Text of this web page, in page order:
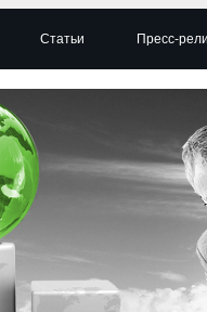
Статьи Пресс-